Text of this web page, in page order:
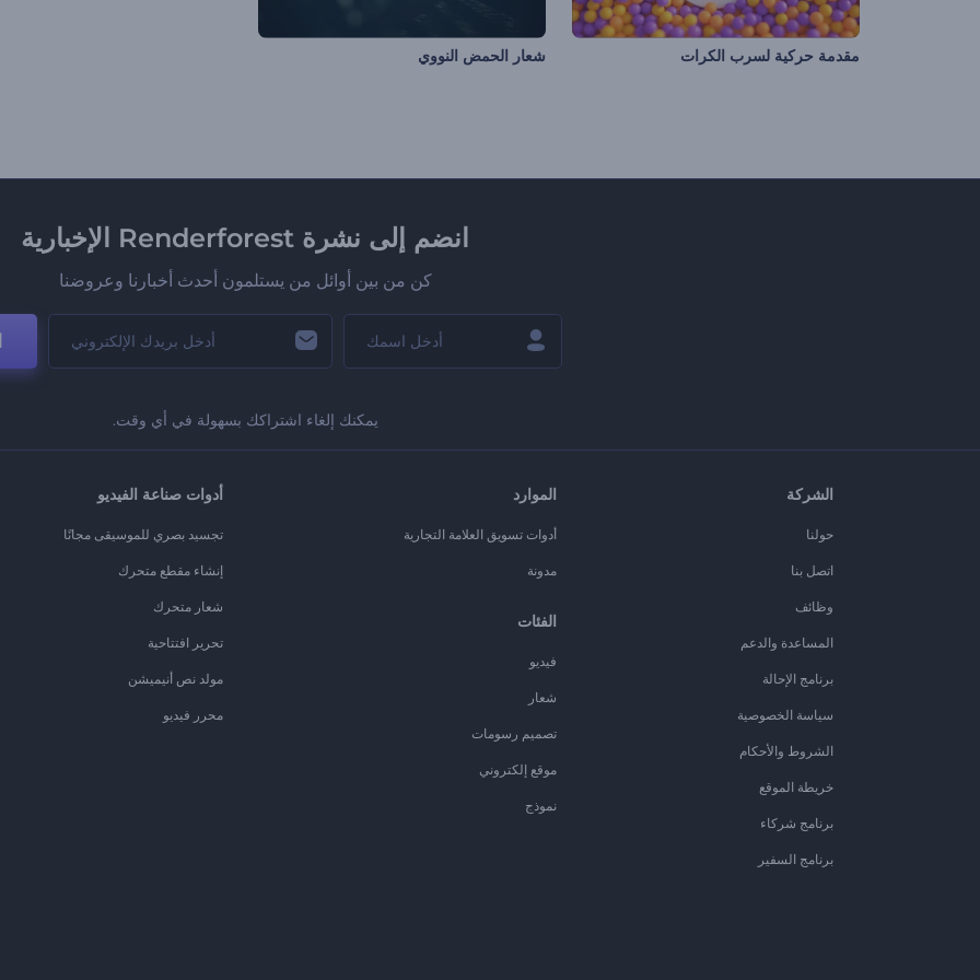
مقدمة حركية لسرب الكرات شعار الحمض النووي
انضم إلى نشرة Renderforest الإخبارية
كن من بين أوائل من يستلمون أحدث أخبارنا وعروضنا
يمكنك إلغاء اشتراكك بسهولة في أي وقت.
الشركة
حولنا
اتصل بنا
وظائف
المساعدة والدعم
برنامج الإحالة
سياسة الخصوصية
الشروط والأحكام
خريطة الموقع
برنامج شركاء
برنامج السفير
الموارد
أدوات تسويق العلامة التجارية
مدونة
الفئات
فيديو
شعار
تصميم رسومات
موقع إلكتروني
نموذج
أدوات صناعة الفيديو
تجسيد بصري للموسيقى مجانًا
إنشاء مقطع متحرك
شعار متحرك
تحرير افتتاحية
مولد نص أنيميشن
محرر فيديو